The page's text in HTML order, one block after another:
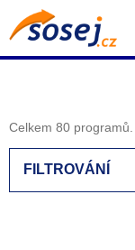
Celkem 80 programů.
FILTROVÁNÍ